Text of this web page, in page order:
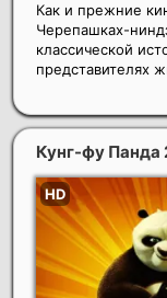
Как и прежние
Черепашках-
классической
представителях
Кунг-фу Панда